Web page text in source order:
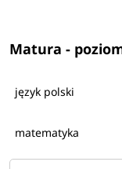
Matura -
język polski
matematyka